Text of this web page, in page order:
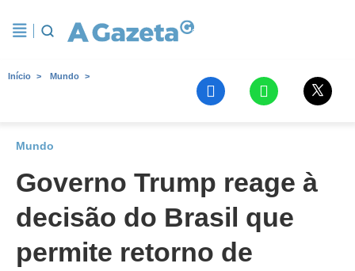
Início Mundo
Mundo
Governo Trump reage à
decisão do Brasil que
permite retorno de